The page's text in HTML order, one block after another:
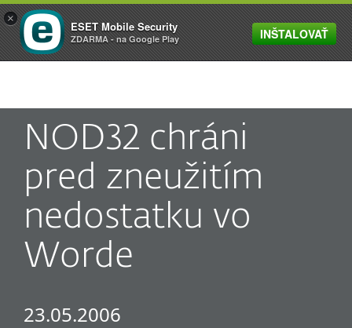
MENU
NOD32 chráni
pred zneužitím
nedostatku vo
Worde
23.05.2006
×
ESET Mobile Security
ZDARMA - na Google Play INŠTALOVAŤ